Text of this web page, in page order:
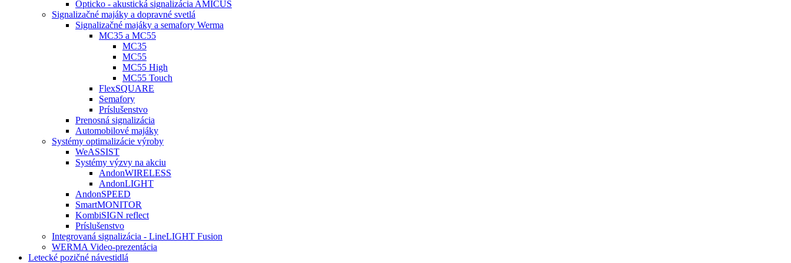
Opticko - akustická signalizácia AMICUS
Signalizačné majáky a dopravné svetlá
Signalizačné majáky a semafory Werma
MC35 a MC55
MC35
MC55
MC55 High
MC55 Touch
FlexSQUARE
Semafory
Príslušenstvo
Prenosná signalizácia
Automobilové majáky
Systémy optimalizácie výroby
WeASSIST
Systémy výzvy na akciu
AndonWIRELESS
AndonLIGHT
AndonSPEED
SmartMONITOR
KombiSIGN reflect
Príslušenstvo
Integrovaná signalizácia - LineLIGHT Fusion
WERMA Video-prezentácia
Letecké pozičné návestidlá